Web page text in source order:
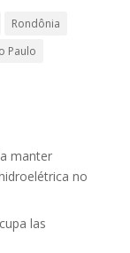
Rondônia
Paulo
manter
no
las